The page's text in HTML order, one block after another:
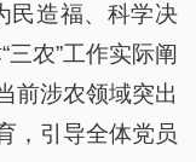
民造福、科学决
农”工作实际阐
前涉农领域突出
，引导全体党员